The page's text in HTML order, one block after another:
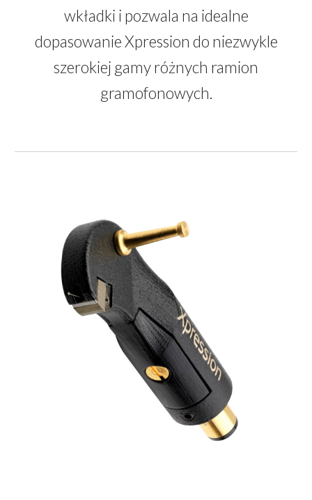
wkładki i pozwala na idealne
dopasowanie Xpression do niezwykle
szerokiej gamy różnych ramion
gramofonowych.